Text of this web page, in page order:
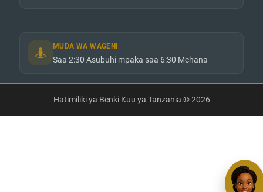
MUDA WA WAGENI
Saa 2:30 Asubuhi mpaka saa 6:30 Mchana
Hatimiliki ya Benki Kuu ya Tanzania © 2026